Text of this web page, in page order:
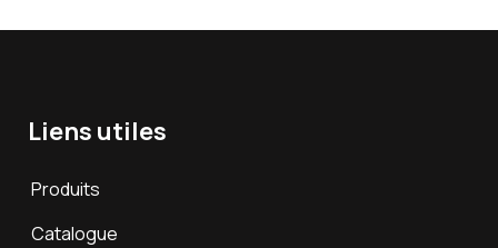
Liens utiles
Produits
Catalogue